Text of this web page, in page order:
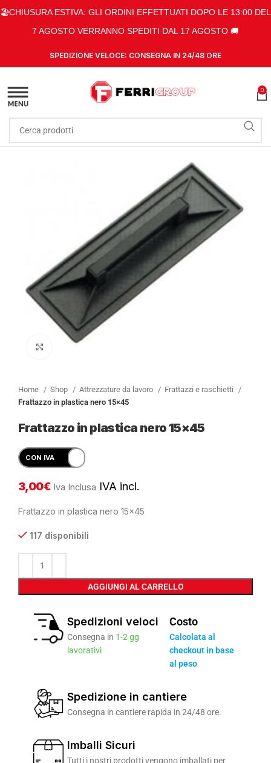
🏖️CHIUSURA ESTIVA: GLI ORDINI EFFETTUATI DOPO LE 13:00 DEL
7 AGOSTO VERRANNO SPEDITI DAL 17 AGOSTO 🚚
SPEDIZIONE VELOCE: CONSEGNA IN 24/48 ORE
0
Clicca per ingrandire
Home Shop Attrezzature da lavoro
Frattazzi e raschietti
Frattazzo in plastica nero 15×45
Frattazzo in plastica nero 15×45
3,00€ Iva Inclusa IVA incl.
Frattazzo in plastica nero 15×45
117 disponibili
AGGIUNGI AL CARRELLO
Spedizioni veloci
Consegna in 1-2 gg
lavorativi
Costo
Calcolata al
checkout in base
al peso
Spedizione in cantiere
Consegna in cantiere rapida in 24/48 ore.
Imballi Sicuri
Tutti i nostri prodotti vengono imballati per